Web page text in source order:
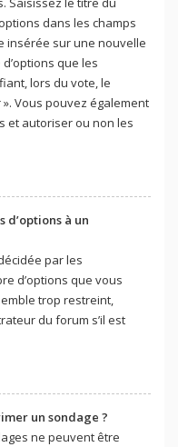
dans les champs
insérée sur une nouvelle
que les
lors du vote, le
Vous pouvez également
et autoriser ou non les
d’options à un
par les
d’options que vous
trop restreint,
du forum s’il est
un sondage ?
ne peuvent être